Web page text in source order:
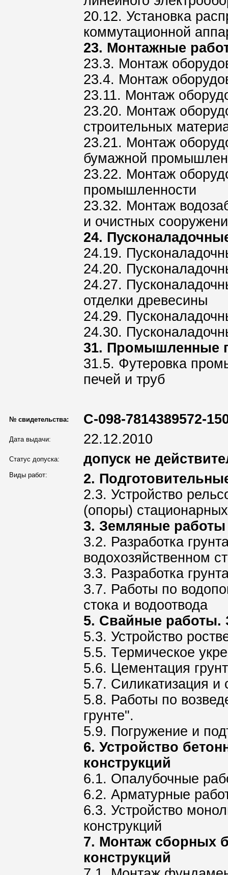
20.12. Установка
коммутационной
23. Монтажные
23.3. Монтаж
23.4. Монтаж
23.11. Монтаж
23.20. Монтаж
строительных
23.21. Монтаж
бумажной
23.22. Монтаж
промышленности
23.32. Монтаж
и очистных
24.
24.19.
24.20.
24.27.
отделки древесины
24.29.
24.30.
31. Промышленные
31.5. Футеровка
печей и труб
№ свидетельства: С-098-7814389572-
Дата выдачи: 22.12.2010
Статус допуска: допуск не
Виды работ:
2.
2.3. Устройство
(опоры)
3. Земляные работы
3.2. Разработка
водохозяйственном
3.3. Разработка
3.7. Работы по
стока и водоотвода
5. Свайные работы.
5.3. Устройство
5.5. Термическое
5.6. Цементация
5.7. Силикатизация и
5.8. Работы по
грунте".
5.9. Погружение и
6. Устройство
конструкций
6.1. Опалубочные
6.2. Арматурные
6.3. Устройство
конструкций
7. Монтаж сборных
конструкций